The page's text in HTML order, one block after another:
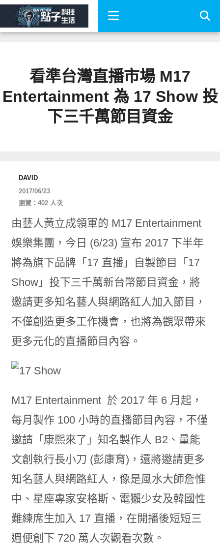
看準台灣直播市場 M17
Entertainment 為 17 Show 投
下三千萬節目資金
DAVID
2017/06/23
瀏覽：402 人次
由藝人黃立成領軍的 M17 Entertainment
娛樂集團，今日 (6/23) 宣布 2017 下半年
將為旗下品牌「17 直播」自製節目「17
Show」投下三千萬新台幣節目資金，將
邀請更多知名藝人與網路紅人加入節目，
不僅創造更多工作機會，也將為觀眾帶來
更多元化的直播節目內容。
M17 Entertainment 於 2017 年 6 月起，
每月製作 100 小時的直播節目內容，不僅
邀請「康熙來了」知名製作人 B2、量能
文創執行長小刀 (彭康育)，還將邀請更多
知名藝人與網路紅人，像是風水大師詹惟
中、星座專家安格斯、電獺少女及韓國性
難練席生加入 17 直播，在開播後短短三
週便創下 720 萬人次觀看次數。